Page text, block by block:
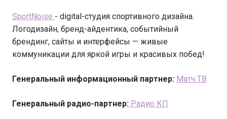
SportNoise - digital-студия спортивного дизайна.
Логодизайн, бренд-айдентика, событийный
брендинг, сайты и интерфейсы — живые
коммуникации для яркой игры и красивых побед!
Генеральный информационный партнер: Матч ТВ
Генеральный радио-партнер: Радио КП